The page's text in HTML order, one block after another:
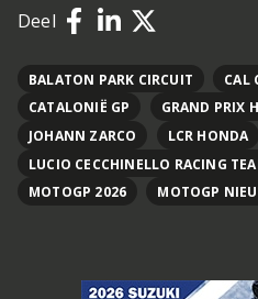
Deel
BALATON PARK CIRCUIT
CAL
CATALONIË GP
GRAND PRIX
JOHANN ZARCO
LCR HONDA
LUCIO CECCHINELLO RACING
MOTOGP 2026
MOTOGP